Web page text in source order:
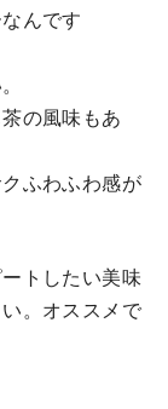
んです
の風味もあ
ふわふわ感が
トしたい美味
。オススメで